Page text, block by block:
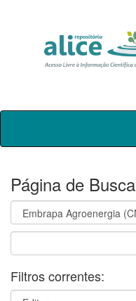
Skip
Página de Busca
Filtros correntes: